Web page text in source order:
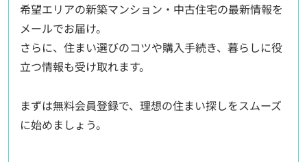
希望エリアの新築マンション・中古住宅の最新情報を
メールでお届け。
さらに、住まい選びのコツや購入手続き、暮らしに役
立つ情報も受け取れます。
まずは無料会員登録で、理想の住まい探しをスムーズ
に始めましょう。